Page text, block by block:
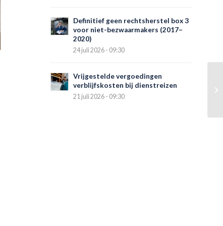
Definitief geen rechtsherstel box 3
voor niet-bezwaarmakers (2017–
2020)
24 juli 2026 - 09:30
Vrijgestelde vergoedingen
verblijfskosten bij dienstreizen
21 juli 2026 - 09:30